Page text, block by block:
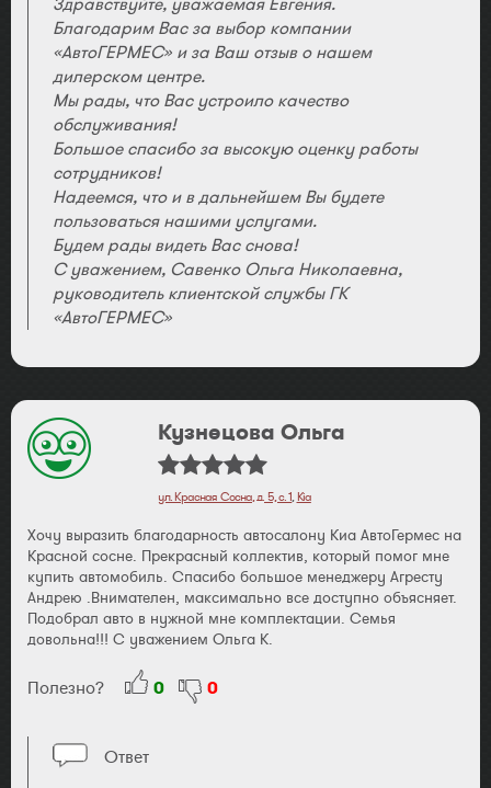
Благодарим Вас за выбор компании
«АвтоГЕРМЕС» и за Ваш отзыв о нашем
дилерском центре.
Мы рады, что Вас устроило качество
обслуживания!
Большое спасибо за высокую оценку работы
сотрудников!
Надеемся, что и в дальнейшем Вы будете
пользоваться нашими услугами.
Будем рады видеть Вас снова!
С уважением, Савенко Ольга Николаевна,
руководитель клиентской службы ГК
«АвтоГЕРМЕС»
Кузнецова Ольга
ул. Красная Сосна, д. 5, с. 1,Kia
Хочу выразить благодарность автосалону Киа АвтоГермес на
Красной сосне. Прекрасный коллектив, который помог мне
купить автомобиль. Спасибо большое менеджеру Агресту
Андрею .Внимателен, максимально все доступно объясняет.
Подобрал авто в нужной мне комплектации. Семья
довольна!!! С уважением Ольга К.
Полезно? 0 0
Ответ